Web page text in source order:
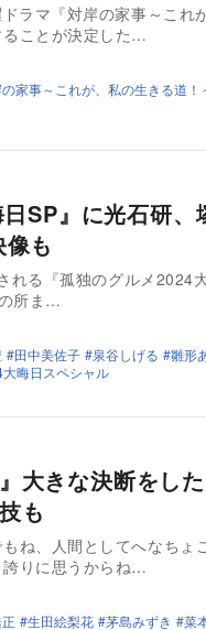
ラマ『対岸の家事～これ
ることが決定した…
家事～これが、私の生きる道！
SP』に光石研
も
れる『孤独のグルメ2024
所ま…
田中美佐子 泉谷しげる 雛形
晦日スペシャル
大きな決断をし
も
ね、人間としてへなちょ
誇りに思うからね…
生田絵梨花 茅島みずき 菜